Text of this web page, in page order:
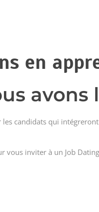
en
avons
les candidats qui
vous inviter à un Job